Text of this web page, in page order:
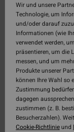
Wir und unsere
Technologie, um
und/oder darauf
Informationen (wie
verwendet werden,
präsentieren, um die
messen, und um
Produkte unserer
können Ihre Wahl so
Zustimmung
dagegen
zustimmen (z. B.
Besucherzahlen).
Cookie-Richtlinieund